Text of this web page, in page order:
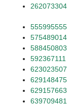
262073304
555995555
575489014
588450803
592367111
623023507
629148475
629157663
639709481